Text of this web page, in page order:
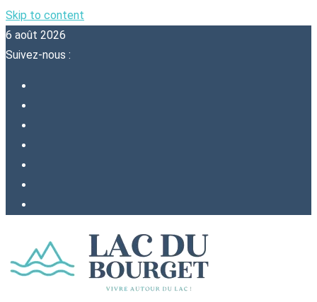
Skip to content
6 août 2026
Suivez-nous :